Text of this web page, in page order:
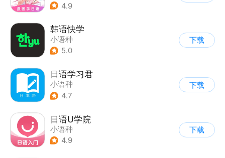
4.9
韩语快学
小语种
5.0
下载
日语学习君
小语种
4.7
下载
日语U学院
小语种
4.9
下载